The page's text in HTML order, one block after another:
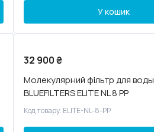
У кошик
32 900₴
Молекулярний фільтр для воды
BLUEFILTERS ELITE NL 8 PP
Код товару: ELITE-NL-8-PP